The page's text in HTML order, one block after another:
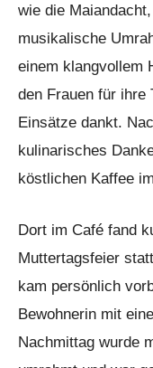
wie die
musikalische
einem klangvollem
den Frauen für ihre
Einsätze dankt.
kulinarisches
köstlichen Kaffee
Dort im Café fand
Muttertagsfeier
kam persönlich
Bewohnerin mit
Nachmittag wurde